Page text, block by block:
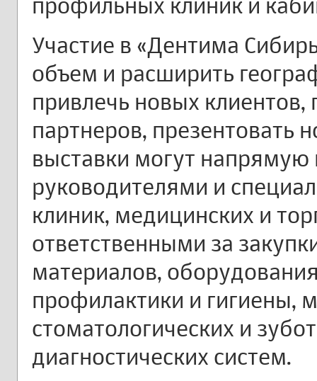
Участие в «Дентима
объем и расширить
привлечь новых
партнеров, презентовать
выставки могут напрямую
руководителями и
клиник, медицинских и
ответственными за
материалов,
профилактики и гигиены,
стоматологических и
диагностических систем.